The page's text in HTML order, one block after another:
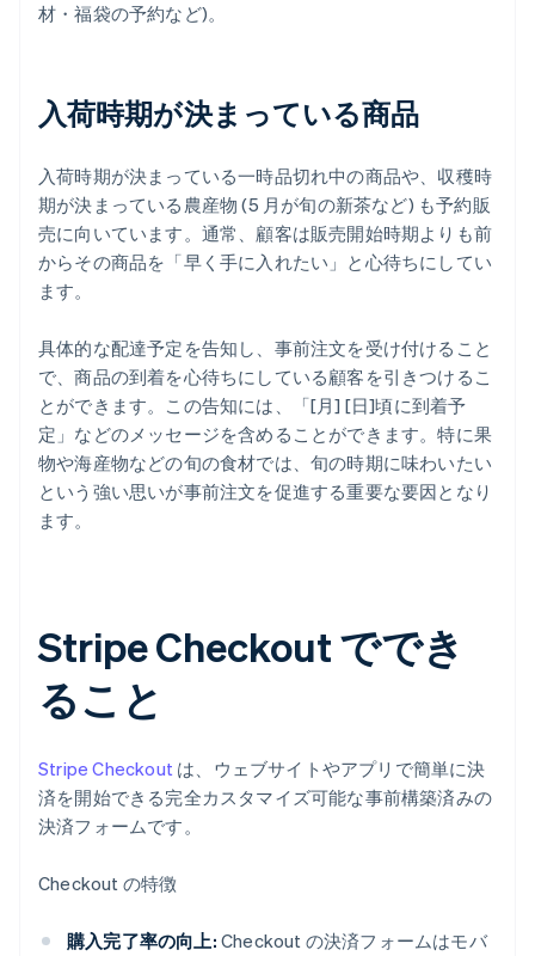
材・福袋の予約など)。
入荷時期が決まっている商品
入荷時期が決まっている一時品切れ中の商品や、収穫時
期が決まっている農産物 (5 月が旬の新茶など) も予約販
売に向いています。通常、顧客は販売開始時期よりも前
からその商品を「早く手に入れたい」と心待ちにしてい
ます。
具体的な配達予定を告知し、事前注文を受け付けること
で、商品の到着を心待ちにしている顧客を引きつけるこ
とができます。この告知には、「[月] [日]頃に到着予
定」などのメッセージを含めることができます。特に果
物や海産物などの旬の食材では、旬の時期に味わいたい
という強い思いが事前注文を促進する重要な要因となり
ます。
Stripe Checkout ででき
ること
Stripe Checkout は、ウェブサイトやアプリで簡単に決
済を開始できる完全カスタマイズ可能な事前構築済みの
決済フォームです。
Checkout の特徴
購入完了率の向上: Checkout の決済フォームはモバ